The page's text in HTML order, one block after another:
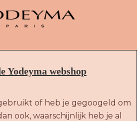
webshop
of heb je gegoogeld om
ook, waarschijnlijk heb je al